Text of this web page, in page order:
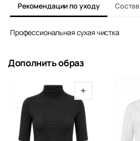
Рекомендации по уходу Состав
Профессиональная сухая чистка
Дополнить образ
+